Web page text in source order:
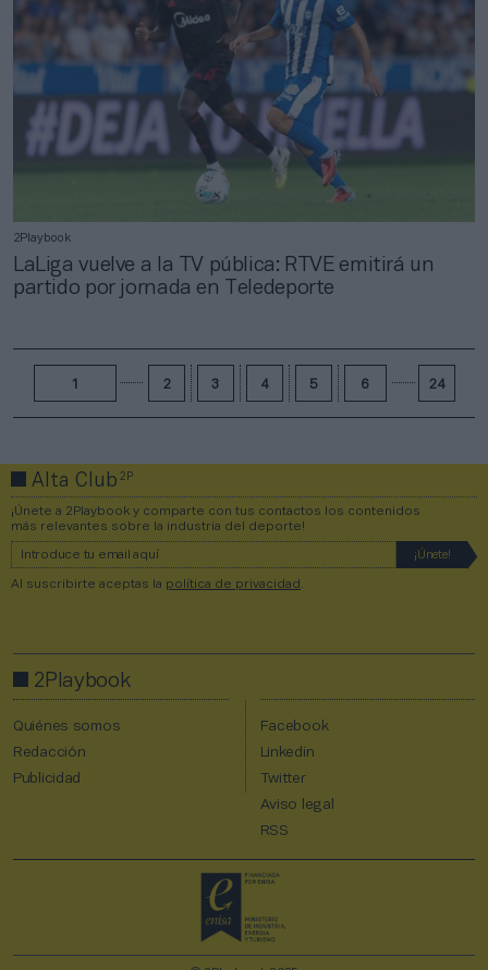
2Playbook
LaLiga vuelve a la TV pública: RTVE emitirá un
partido por jornada en Teledeporte
2 3 4 5 6 24
Alta Club2P
¡Únete a 2Playbook y comparte con tus contactos los contenidos
más relevantes sobre la industria del deporte!
Al suscribirte aceptas la política de privacidad .
2Playbook
Quiénes somos
Redacción
Publicidad
Facebook
Linkedin
Twitter
Aviso legal
RSS